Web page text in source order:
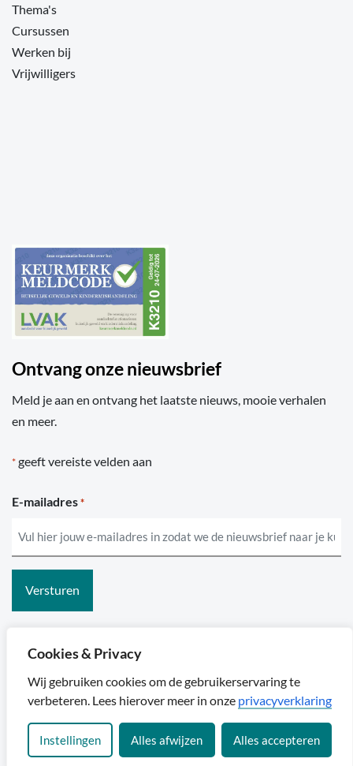
Cookies & Privacy
Wij gebruiken cookies om de gebruikerservaring te
verbeteren. Lees hierover meer in onze privacyverklaring
Instellingen Alles afwijzen Alles accepteren
Thema's
Cursussen
Werken bij
Vrijwilligers
Ontvang onze nieuwsbrief
Meld je aan en ontvang het laatste nieuws, mooie verhalen
en meer.
*geeft vereiste velden aan
E-mailadres *
ANBI